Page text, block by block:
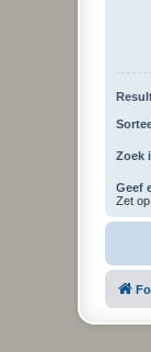
Zoek
Geef
Zet